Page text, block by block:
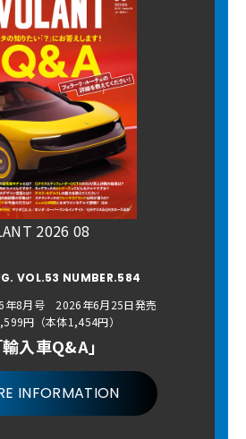
2026 08
VOL.53 NUMBER.584
年8月号 2026年6月25日発売
円（本体1,454円）
輸入車Q&A」
INFORMATION